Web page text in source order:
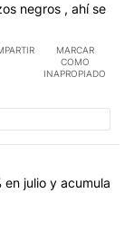
negros , ahí se
MARCAR
COMO
INAPROPIADO
en los
en CABA
en julio y acumula